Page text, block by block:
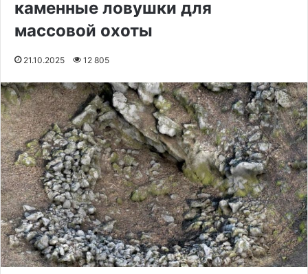
каменные ловушки для
массовой охоты
21.10.2025 12 805